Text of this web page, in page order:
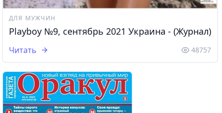
ДЛЯ МУЖЧИН
Playboy №9, сентябрь 2021 Украина - (Журнал)
Читать 48757